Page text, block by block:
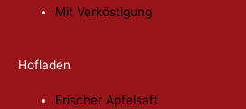
Mit Verköstigung
Hofladen
Frischer Apfelsaft